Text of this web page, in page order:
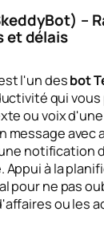
–
et délais
l'un desbot
qui
ou voix
message
notification
Appui à la
pour ne pas
ou les